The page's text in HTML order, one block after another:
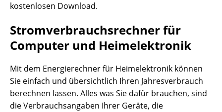
kostenlosen Download.
Stromverbrauchsrechner für
Computer und Heimelektronik
Mit dem Energierechner für Heimelektronik können
Sie einfach und übersichtlich Ihren Jahresverbrauch
berechnen lassen. Alles was Sie dafür brauchen, sind
die Verbrauchsangaben Ihrer Geräte, die